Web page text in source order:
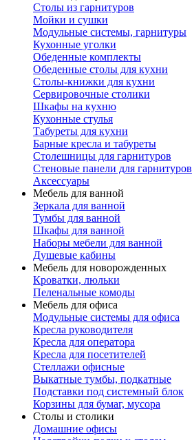
Столы из гарнитуров
Мойки и сушки
Модульные системы, гарнитуры
Кухонные уголки
Обеденные комплекты
Обеденные столы для кухни
Столы-книжки для кухни
Сервировочные столики
Шкафы на кухню
Кухонные стулья
Табуреты для кухни
Барные кресла и табуреты
Столешницы для гарнитуров
Стеновые панели для гарнитуров
Аксессуары
Мебель для ванной
Зеркала для ванной
Тумбы для ванной
Шкафы для ванной
Наборы мебели для ванной
Душевые кабины
Мебель для новорожденных
Кроватки, люльки
Пеленальные комоды
Мебель для офиса
Модульные системы для офиса
Кресла руководителя
Кресла для оператора
Кресла для посетителей
Стеллажи офисные
Выкатные тумбы, подкатные
Подставки под системный блок
Корзины для бумаг, мусора
Столы и столики
Домашние офисы